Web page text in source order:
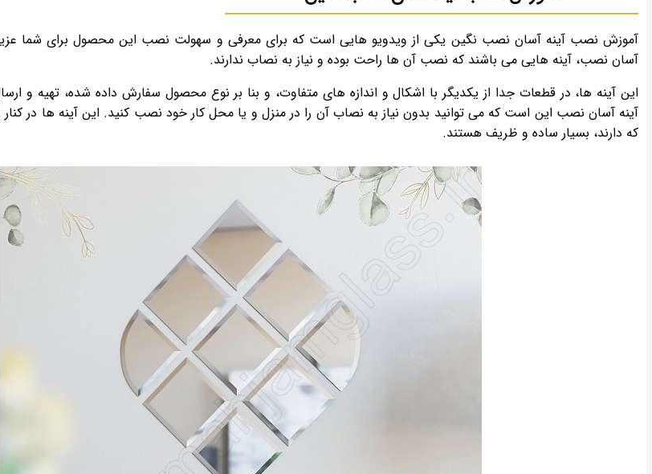
آموزش نصب آینه آسان نصب نگین یکی از ویدویو هایی است که برای معرفی و سهولت نصب این محصول برای شما
آسان نصب، آینه هایی می باشند که نصب آن ها راحت بوده و نیاز به نصاب ندارند.
این آینه ها، در قطعات جدا از یکدیگر با اشکال و اندازه های متفاوت، و بنا بر نوع محصول سفارش داده شده، تهیه و
آینه آسان نصب این است که می توانید بدون نیاز به نصاب آن را در منزل و یا محل کار خود نصب کنید. این آینه ها در
که دارند، بسیار ساده و ظریف هستند.